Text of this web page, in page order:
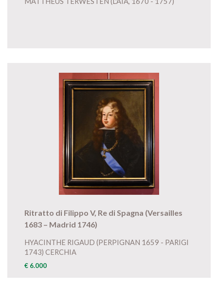
Ritratto di Filippo V, Re di Spagna (Versailles
1683 – Madrid 1746)
HYACINTHE RIGAUD (PERPIGNAN 1659 - PARIGI
1743) CERCHIA
€ 6.000